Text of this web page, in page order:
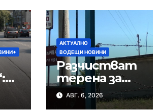
АКТУАЛНО
ВОДЕЩИ НОВИНИ
Разчистват
терена за
обследванет
о на
АВГ. 6, 2026